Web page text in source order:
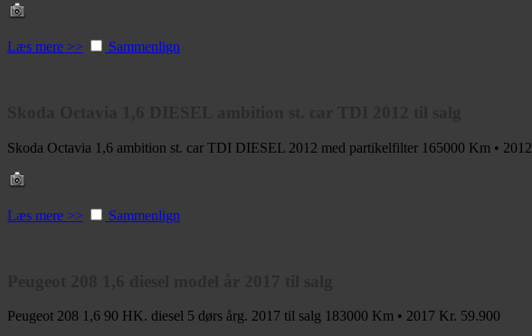
Læs mere >> Sammenlign
Skoda Octavia 1,6 ambition st. car TDI DIESEL 2012 med partikelfilter 165000 Km • 2012
Læs mere >> Sammenlign
Peugeot 208 1,6 90 HK. diesel 5 dørs årg. 2017 til salg 183000 Km • 2017 Kr. 59.900